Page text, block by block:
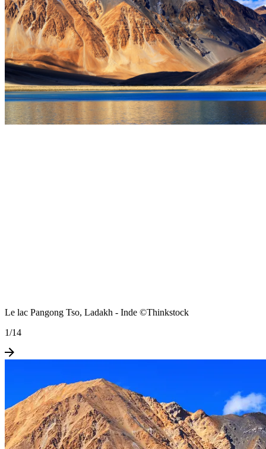
Le lac Pangong Tso, Ladakh - Inde ©Thinkstock
1/14